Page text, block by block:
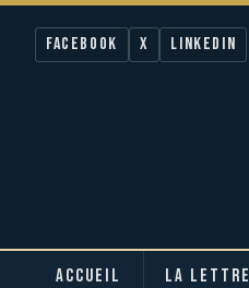
Facebook X LinkedIn
ACCUEIL LA LETTRE